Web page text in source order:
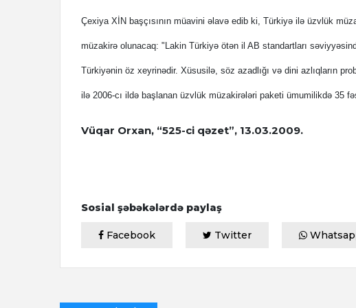
Çexiya XİN başçısının müavini əlavə edib ki, Türkiyə ilə üzvlük
müzakirə olunacaq: "Lakin Türkiyə ötən il AB standartları
Türkiyənin öz xeyrinədir. Xüsusilə, söz azadlığı və dini azlıqların
ilə 2006-cı ildə başlanan üzvlük müzakirələri paketi ümumilikdə 35
Vüqar Orxan, “525-ci qəzet”, 13.03.2009.
Sosial şəbəkələrdə paylaş
Facebook Twitter